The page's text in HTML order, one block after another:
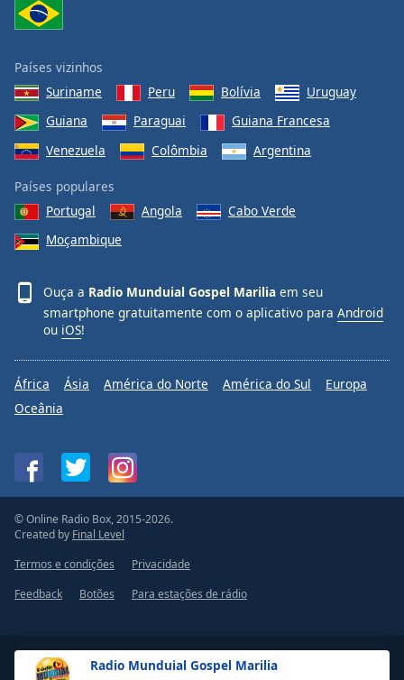
Radio Munduial Gospel Marilia
Países vizinhos
Suriname
Peru Bolívia
Uruguay
Guiana
Paraguai
Guiana Francesa
Venezuela
Colômbia Argentina
Países populares
Portugal
Angola
Cabo Verde
Moçambique
Ouça a Radio Munduial Gospel Marilia em seu
smartphone gratuitamente com o aplicativo para Android
ou iOS!
África Ásia América do Norte América do Sul
Europa
Oceânia
© Online Radio Box, 2015-2026.
Created by Final Level
Termos e condições
Privacidade
Feedback
Botões Para estações de rádio